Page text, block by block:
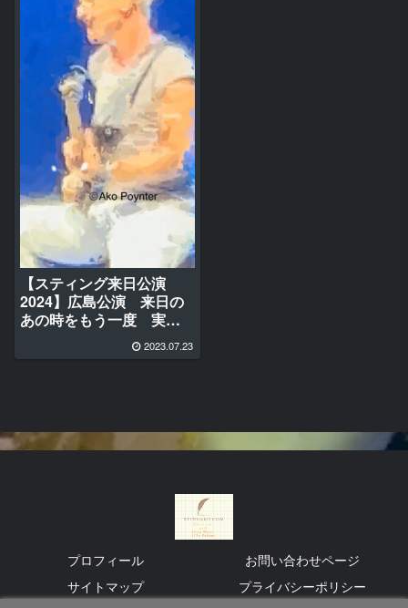
【スティング来日公演
2024】広島公演 来日の
あの時をもう一度 実況
2023.07.23
プロフィール
お問い合わせページ
サイトマップ
プライバシーポリシー